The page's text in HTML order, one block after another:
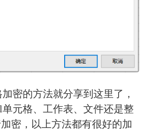
密的方法就分享到这里了，
单元格、工作表、文件还是整
密，以上方法都有很好的加